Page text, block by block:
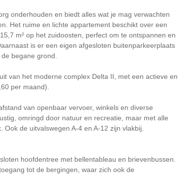
onderhouden en biedt alles wat je mag verwachten
Het ruime en lichte appartement beschikt over een
m² op het zuidoosten, perfect om te ontspannen en
is er een eigen afgesloten buitenparkeerplaats
begane grond.
van het moderne complex Delta II, met een actieve en
per maand).
van openbaar vervoer, winkels en diverse
omringd door natuur en recreatie, maar met alle
de uitvalswegen A-4 en A-12 zijn vlakbij.
hoofdentree met bellentableau en brievenbussen.
tot de bergingen, waar zich ook de